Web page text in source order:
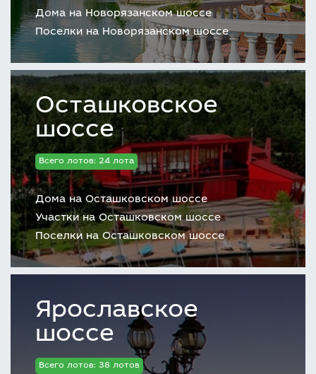
Дома на Новорязанском шоссе
Поселки на Новорязанском шоссе
Осташковское
шоссе
Всего лотов: 24 лота
Дома на Осташковском шоссе
Участки на Осташковском шоссе
Поселки на Осташковском шоссе
Ярославское
шоссе
Всего лотов: 38 лотов